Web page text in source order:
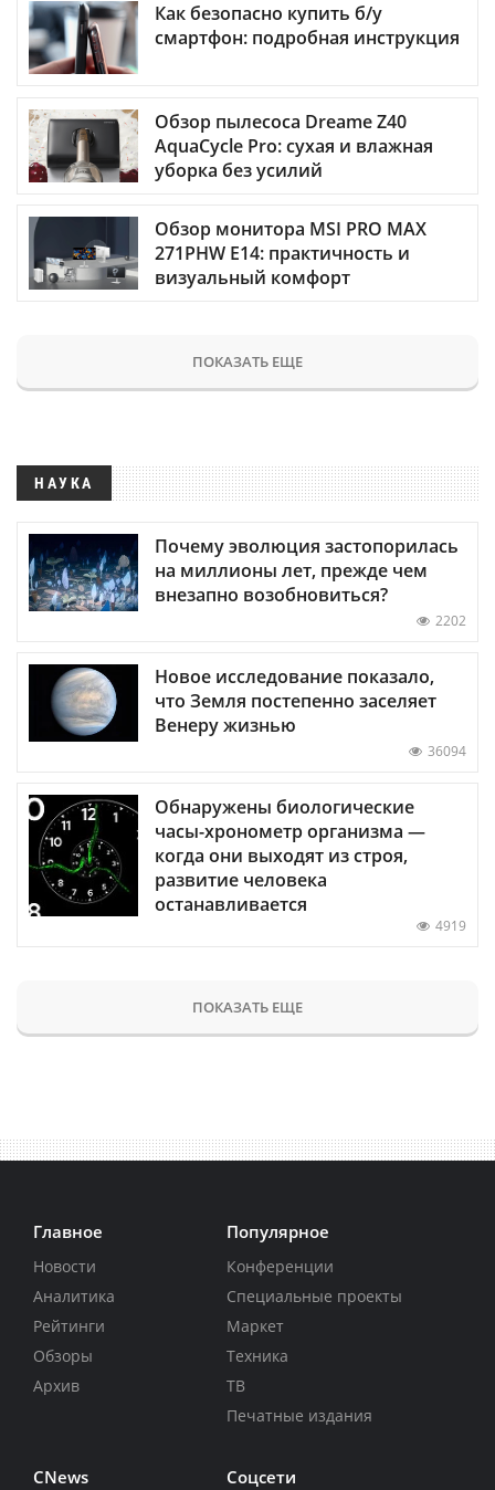
Как безопасно купить б/у
смартфон: подробная инструкция
Обзор пылесоса Dreame Z40
AquaCycle Pro: сухая и влажная
уборка без усилий
Обзор монитора MSI PRO MAX
271PHW E14: практичность и
визуальный комфорт
ПОКАЗАТЬ ЕЩЕ
НАУКА
Почему эволюция застопорилась
на миллионы лет, прежде чем
внезапно возобновиться?
2202
Новое исследование показало,
что Земля постепенно заселяет
Венеру жизнью
36094
Обнаружены биологические
часы-хронометр организма —
когда они выходят из строя,
развитие человека
останавливается
4919
ПОКАЗАТЬ ЕЩЕ
Главное
Новости
Аналитика
Рейтинги
Обзоры
Архив
Популярное
Конференции
Специальные проекты
Маркет
Техника
ТВ
Печатные издания
CNews Соцсети